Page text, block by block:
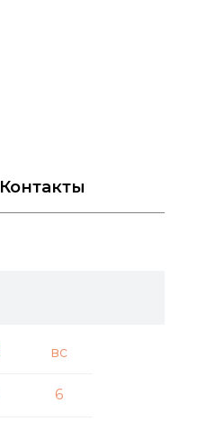
Контакты
вс
6